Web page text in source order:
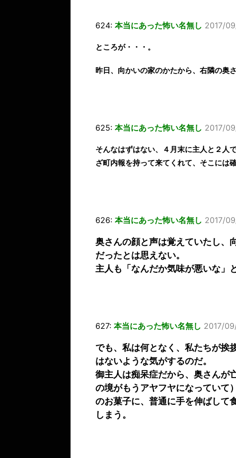
624: 本当にあった怖い名無し 2017/
ところが・・・。
昨日、向かいの家のかたから、右隣の奥
625: 本当にあった怖い名無し 2017/
そんなはずはない、４月末に主人と２人
ざ町内報を持って来てくれて、そこには
626: 本当にあった怖い名無し 2017/
奥さんの顔と声は覚えていたし、
だったとは思えない。
主人も「なんだか気味が悪いな」
627: 本当にあった怖い名無し 2017/
でも、私は何となく、私たちが挨
はないような気がするのだ。
御主人は痴呆症だから、奥さんが
の境がもうアヤフヤになっていて
のお菓子に、普通に手を伸ばして
しまう。